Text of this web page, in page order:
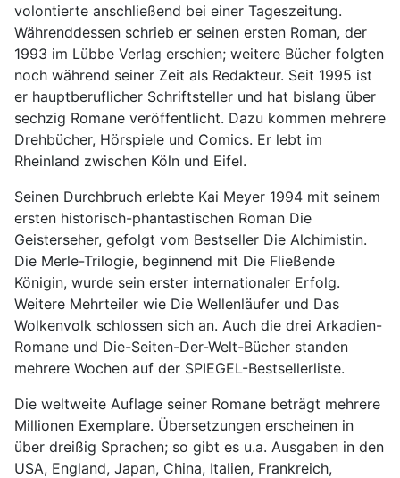
volontierte anschließend bei einer Tageszeitung.
Währenddessen schrieb er seinen ersten Roman, der
1993 im Lübbe Verlag erschien; weitere Bücher folgten
noch während seiner Zeit als Redakteur. Seit 1995 ist
er hauptberuflicher Schriftsteller und hat bislang über
sechzig Romane veröffentlicht. Dazu kommen mehrere
Drehbücher, Hörspiele und Comics. Er lebt im
Rheinland zwischen Köln und Eifel.
Seinen Durchbruch erlebte Kai Meyer 1994 mit seinem
ersten historisch-phantastischen Roman Die
Geisterseher, gefolgt vom Bestseller Die Alchimistin.
Die Merle-Trilogie, beginnend mit Die Fließende
Königin, wurde sein erster internationaler Erfolg.
Weitere Mehrteiler wie Die Wellenläufer und Das
Wolkenvolk schlossen sich an. Auch die drei Arkadien-
Romane und Die-Seiten-Der-Welt-Bücher standen
mehrere Wochen auf der SPIEGEL-Bestsellerliste.
Die weltweite Auflage seiner Romane beträgt mehrere
Millionen Exemplare. Übersetzungen erscheinen in
über dreißig Sprachen; so gibt es u.a. Ausgaben in den
USA, England, Japan, China, Italien, Frankreich,